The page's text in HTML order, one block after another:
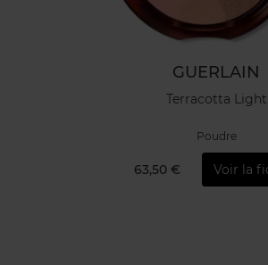
GUERLAIN
Terracotta Light
Poudre
63,50 € Voir la